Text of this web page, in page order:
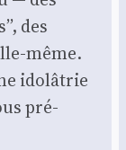
des
même.
ido­lâ­trie
pré­